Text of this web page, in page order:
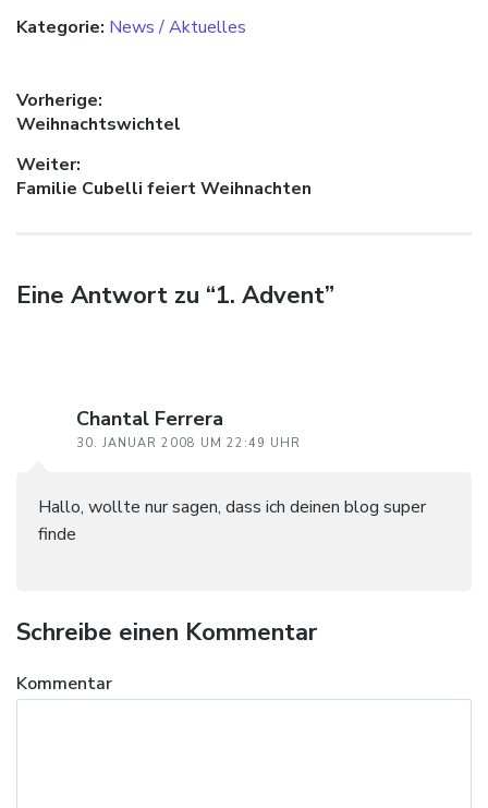
Kategorie: News / Aktuelles
Beitragsnavigation
Vorherige:
Vorheriger Beitrag:
Weihnachtswichtel
Weiter:
Nächster Beitrag:
Familie Cubelli feiert Weihnachten
Eine Antwort zu “1. Advent”
Chantal Ferrera
30. JANUAR 2008 UM 22:49 UHR
Hallo, wollte nur sagen, dass ich deinen blog super
finde
Schreibe einen Kommentar
Kommentar